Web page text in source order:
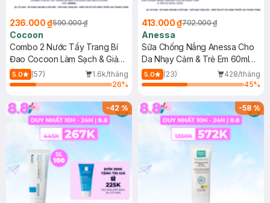
236.000 ₫590.000 ₫
Cocoon
Combo 2 Nước Tẩy Trang Bí
Đao Cocoon Làm Sạch & Giảm
Dầu 500ml
5.0 (57)
1.6k/tháng
26%
413.000 ₫702.000 ₫
Anessa
Sữa Chống Nắng Anessa Cho
Da Nhạy Cảm & Trẻ Em 60ml
(Mới)
5.0 (23)
428/tháng
45%
-42% -58%